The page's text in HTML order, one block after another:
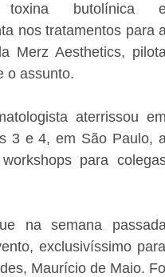
toxina butolínica
nos tratamentos para
Merz Aesthetics,
o assunto.
aterrissou
3 e 4, em São Paulo,
para
na semana
exclusivíssimo
Maurício de Maio.